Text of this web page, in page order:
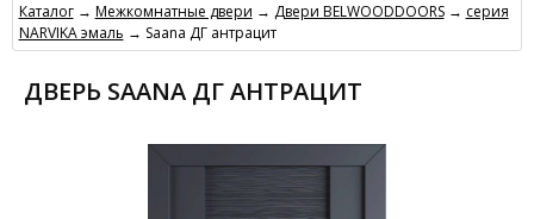
Каталог→ Межкомнатные двери → Двери BELWOODDOORS→ серия
NARVIKA эмаль → Saana ДГ антрацит
ДВЕРЬ SAANA ДГ АНТРАЦИТ